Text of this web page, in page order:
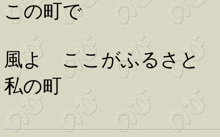
この町で
風よ ここがふるさと
私の町